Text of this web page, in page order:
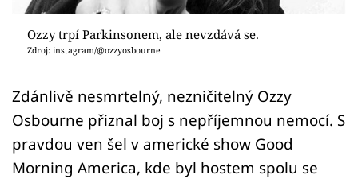
Videa
Sledujte prima+
Přihlášení
Sledujte nás
Ozzy trpí Parkinsonem, ale nevzdává se.
Zdroj: instagram/@ozzyosbourne
Zdánlivě nesmrtelný, nezničitelný Ozzy
Osbourne přiznal boj s nepříjemnou nemocí. S
pravdou ven šel v americké show Good
Morning America, kde byl hostem spolu se